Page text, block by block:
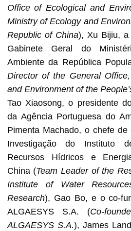
Office of Ecological and
Ministry of Ecology and
Republic of China), Xu Bijiu, a
Gabinete Geral do
Ambiente da República
Director of the General
and Environment of the
Tao Xiaosong, o presidente
da Agência Portuguesa do
Pimenta Machado, o chefe
Investigação do Instituto
Recursos Hídricos e
China (Team Leader of the
Institute of Water
Research), Gao Bo, e o co-
ALGAESYS S.A. (Co-
ALGAESYS S.A.), James